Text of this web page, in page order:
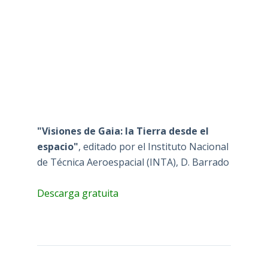
"Visiones de Gaia: la Tierra desde el
espacio", editado por el Instituto Nacional
de Técnica Aeroespacial (INTA), D. Barrado
Descarga gratuita